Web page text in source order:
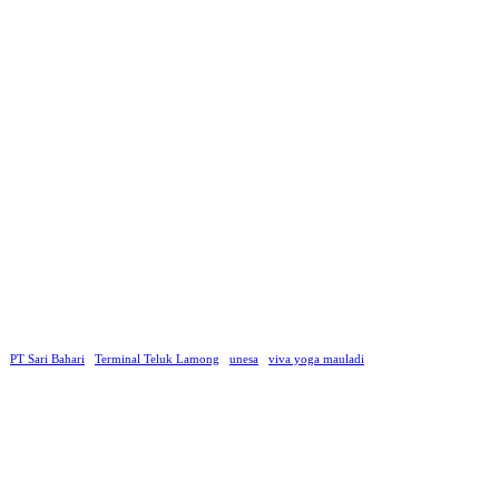
PT Sari Bahari Terminal Teluk Lamong unesa viva yoga mauladi